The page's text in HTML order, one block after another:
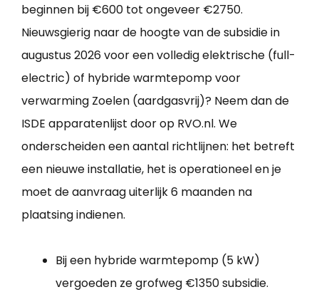
beginnen bij €600 tot ongeveer €2750.
Nieuwsgierig naar de hoogte van de subsidie in
augustus 2026 voor een volledig elektrische (full-
electric) of hybride warmtepomp voor
verwarming Zoelen (aardgasvrij)? Neem dan de
ISDE apparatenlijst door op RVO.nl. We
onderscheiden een aantal richtlijnen: het betreft
een nieuwe installatie, het is operationeel en je
moet de aanvraag uiterlijk 6 maanden na
plaatsing indienen.
Bij een hybride warmtepomp (5 kW)
vergoeden ze grofweg €1350 subsidie.